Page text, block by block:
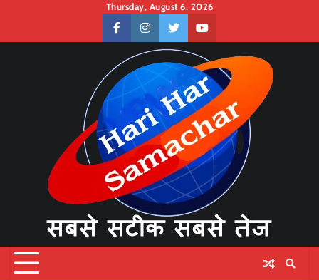
content
Thursday, August 6, 2026
facebookinstagramtwitteryoutube